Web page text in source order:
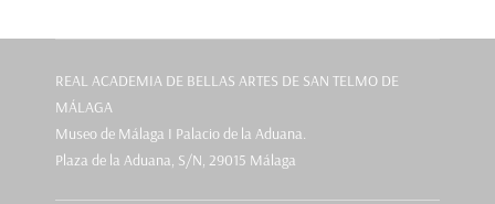
REAL ACADEMIA DE BELLAS ARTES DE SAN TELMO DE
MÁLAGA
Museo de Málaga I Palacio de la Aduana.
Plaza de la Aduana, S/N, 29015 Málaga